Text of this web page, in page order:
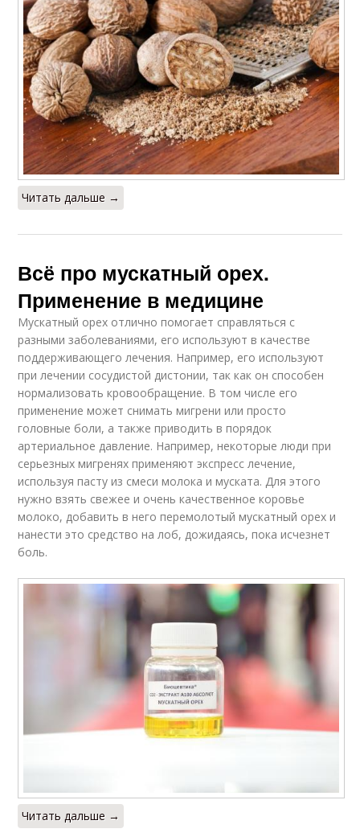
Читать дальше →
Всё про мускатный орех.
Применение в медицине
Мускатный орех отлично помогает справляться с
разными заболеваниями, его используют в качестве
поддерживающего лечения. Например, его используют
при лечении сосудистой дистонии, так как он способен
нормализовать кровообращение. В том числе его
применение может снимать мигрени или просто
головные боли, а также приводить в порядок
артериальное давление. Например, некоторые люди при
серьезных мигренях применяют экспресс лечение,
используя пасту из смеси молока и муската. Для этого
нужно взять свежее и очень качественное коровье
молоко, добавить в него перемолотый мускатный орех и
нанести это средство на лоб, дожидаясь, пока исчезнет
боль.
Читать дальше →